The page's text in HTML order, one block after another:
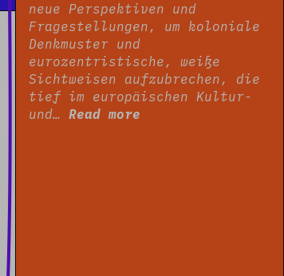
neue Perspektiven und
Fragestellungen, um koloniale
Denkmuster und
eurozentristische, weiße
Sichtweisen aufzubrechen, die
tief im europäischen Kultur-
und… Read more